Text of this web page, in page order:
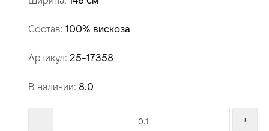
Состав: 100% вискоза
Артикул: 25-17358
В наличии: 8.0